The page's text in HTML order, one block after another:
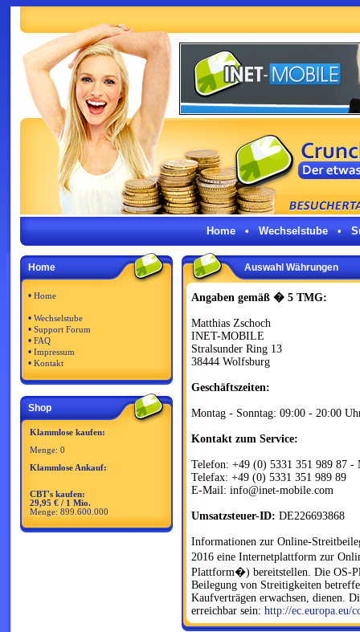
Home•Wechselstube•
Home
• Home
• Wechselstube
• Support Forum
• FAQ
• Impressum
• Kontakt
Shop
Klammlose kaufen:
Menge: 0
Klammlose Ankauf:
CBT's kaufen:
29,95 € / 1 Mio.
Menge: 899.600.000
Auswahl Währungen
Angaben gemäß � 5 TMG:
Matthias Zschoch
INET-MOBILE
Stralsunder Ring 13
38444 Wolfsburg
Geschäftszeiten:
Montag - Sonntag: 09:00 - 20:00
Kontakt zum Service:
Telefon: +49 (0) 5331 351 989 87 -
Telefax: +49 (0) 5331 351 989 89
E-Mail: info@inet-mobile.com
Umsatzsteuer-ID: DE226693868
Informationen zur Online-
2016 eine Internetplattform zur
Plattform�) bereitstellen. Die OS-
Beilegung von Streitigkeiten
Kaufverträgen erwachsen, dienen.
erreichbar sein: http://ec.europa.eu/